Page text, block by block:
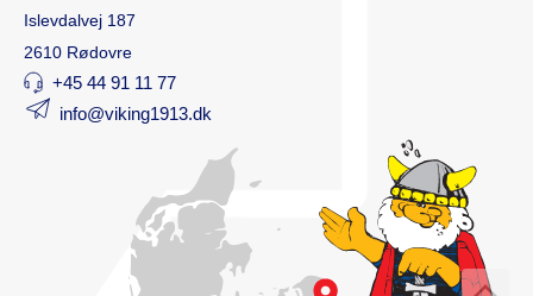
Islevdalvej 187
2610 Rødovre
+45 44 91 11 77
info@viking1913.dk